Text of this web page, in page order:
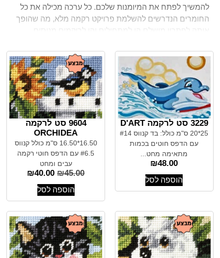
להמשיך לפתח את המיומנות שלכם. כל ערכה מכילה את כל
החומרים הנדרשים להשלמת פרויקט רקמה מלא, מה שהופך
אותה לפתרון מושלם הן למתחילים והן לרוקמים מנוסים.
שכל אחד יכול למצוא ערכות רקמה למבוגרים המתאימה לו.
3229 סט לרקמה D'ART
25*20 ס"מ כולל: בד קנווס #14
עם הדפס חוטים בכמות
מתאימה מחט...
₪48.00
הוספה לסל
9604 סט לרקמה
ORCHIDEA
16.50*16.50 ס"מ כולל קנווס
#6.5 עם הדפס חוטי רקמה
עבים ומחט
₪45.00
₪40.00
הוספה לסל